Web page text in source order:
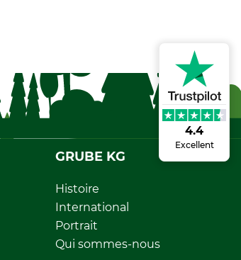
4.4
Excellent
GRUBE KG
Histoire
International
Portrait
Qui sommes-nous